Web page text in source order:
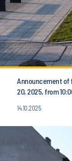
Announcement of
20, 2025, from
14.10.2025